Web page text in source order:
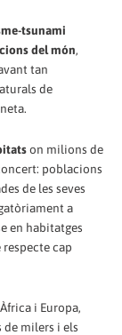
tsunami
del món,
tan
de
on milions de
poblacions
de les seves
a
en habitatges
cap
i Europa,
de milers i els